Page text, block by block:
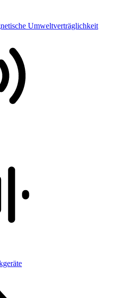
Umweltverträglichkeit